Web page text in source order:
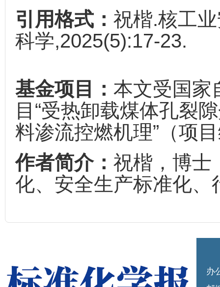
引用格式： 祝楷.核工
科学,2025(5):17-23.
基金项目： 本文受国家
目“受热卸载煤体孔裂
料渗流控燃机理”（项
作者简介： 祝楷，博士
化、安全生产标准化
办